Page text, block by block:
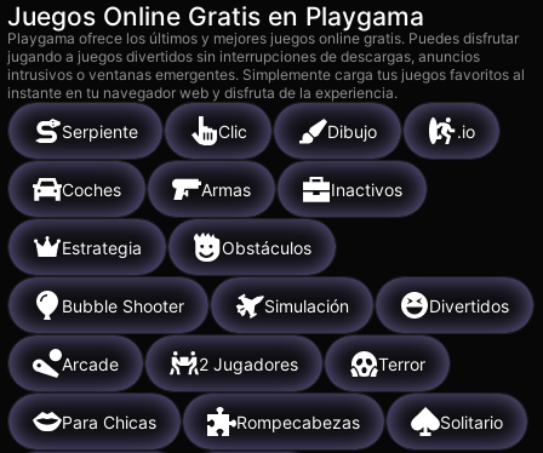
Juegos Online Gratis en Playgama
Playgama ofrece los últimos y mejores juegos online gratis. Puedes disfrutar
jugando a juegos divertidos sin interrupciones de descargas, anuncios
intrusivos o ventanas emergentes. Simplemente carga tus juegos favoritos al
instante en tu navegador web y disfruta de la experiencia.
Serpiente Clic Dibujo .io
Coches Armas Inactivos
Estrategia Obstáculos
Bubble Shooter Simulación Divertidos
Arcade 2 Jugadores Terror
Para Chicas Rompecabezas Solitario